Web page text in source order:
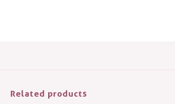
Related products